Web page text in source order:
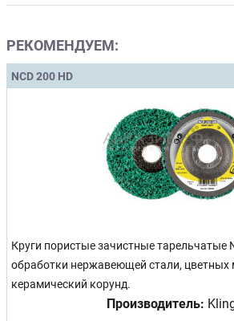
РЕКОМЕНДУЕМ:
NCD 200 HD
Круги пористые зачистные тарельчатые
обработки нержавеющей стали, цветных
керамический корунд.
Производитель: